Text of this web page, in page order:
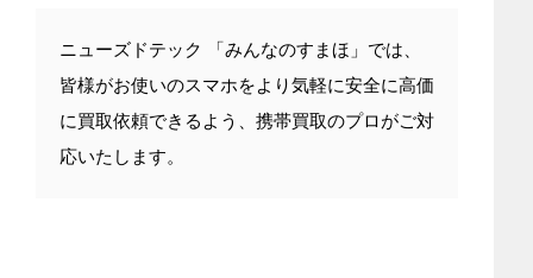
ニューズドテック 「みんなのすまほ」では、
皆様がお使いのスマホをより気軽に安全に高価
に買取依頼できるよう、携帯買取のプロがご対
応いたします。